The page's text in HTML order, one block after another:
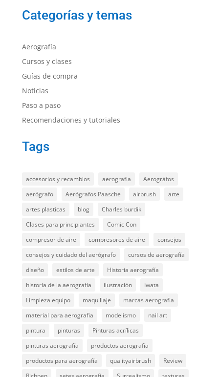
Categorías y temas
Aerografía
Cursos y clases
Guías de compra
Noticias
Paso a paso
Recomendaciones y tutoriales
Tags
accesorios y recambios aerografia
Aerográfos
aerógrafo
Aerógrafos Paasche airbrush
arte
artes plasticas
blog
Charles burdik
Clases para principiantes
Comic Con
compresor de aire
compresores de aire
consejos
consejos y cuidado del aerógrafo
cursos de aerografía
diseño
estilos de arte
Historia aerografía
historia de la aerografía
ilustración
Iwata
Limpieza equipo
maquillaje
marcas aerografia
material para aerografia
modelismo
nail art
pintura
pinturas
Pinturas acrílicas
pinturas aerografía
productos aerografía
productos para aerografía
qualityairbrush
Review